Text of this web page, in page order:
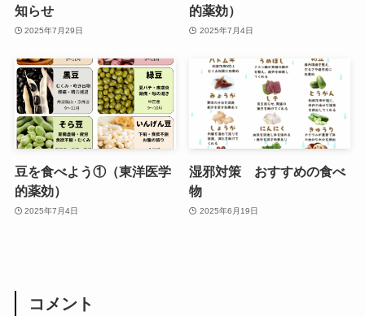
知らせ
2025年7月29日
的薬効）
2025年7月4日
豆を食べよう①（東洋医学
的薬効）
2025年7月4日
湿邪対策 おすすめの食べ
物
2025年6月19日
コメント